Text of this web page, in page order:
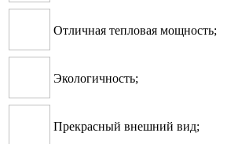
Отличная тепловая мощность;
Экологичность;
Прекрасный внешний вид;